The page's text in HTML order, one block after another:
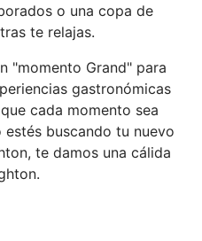
o una copa de
te relajas.
"momento Grand" para
gastronómicas
cada momento sea
estés buscando tu nuevo
te damos una cálida